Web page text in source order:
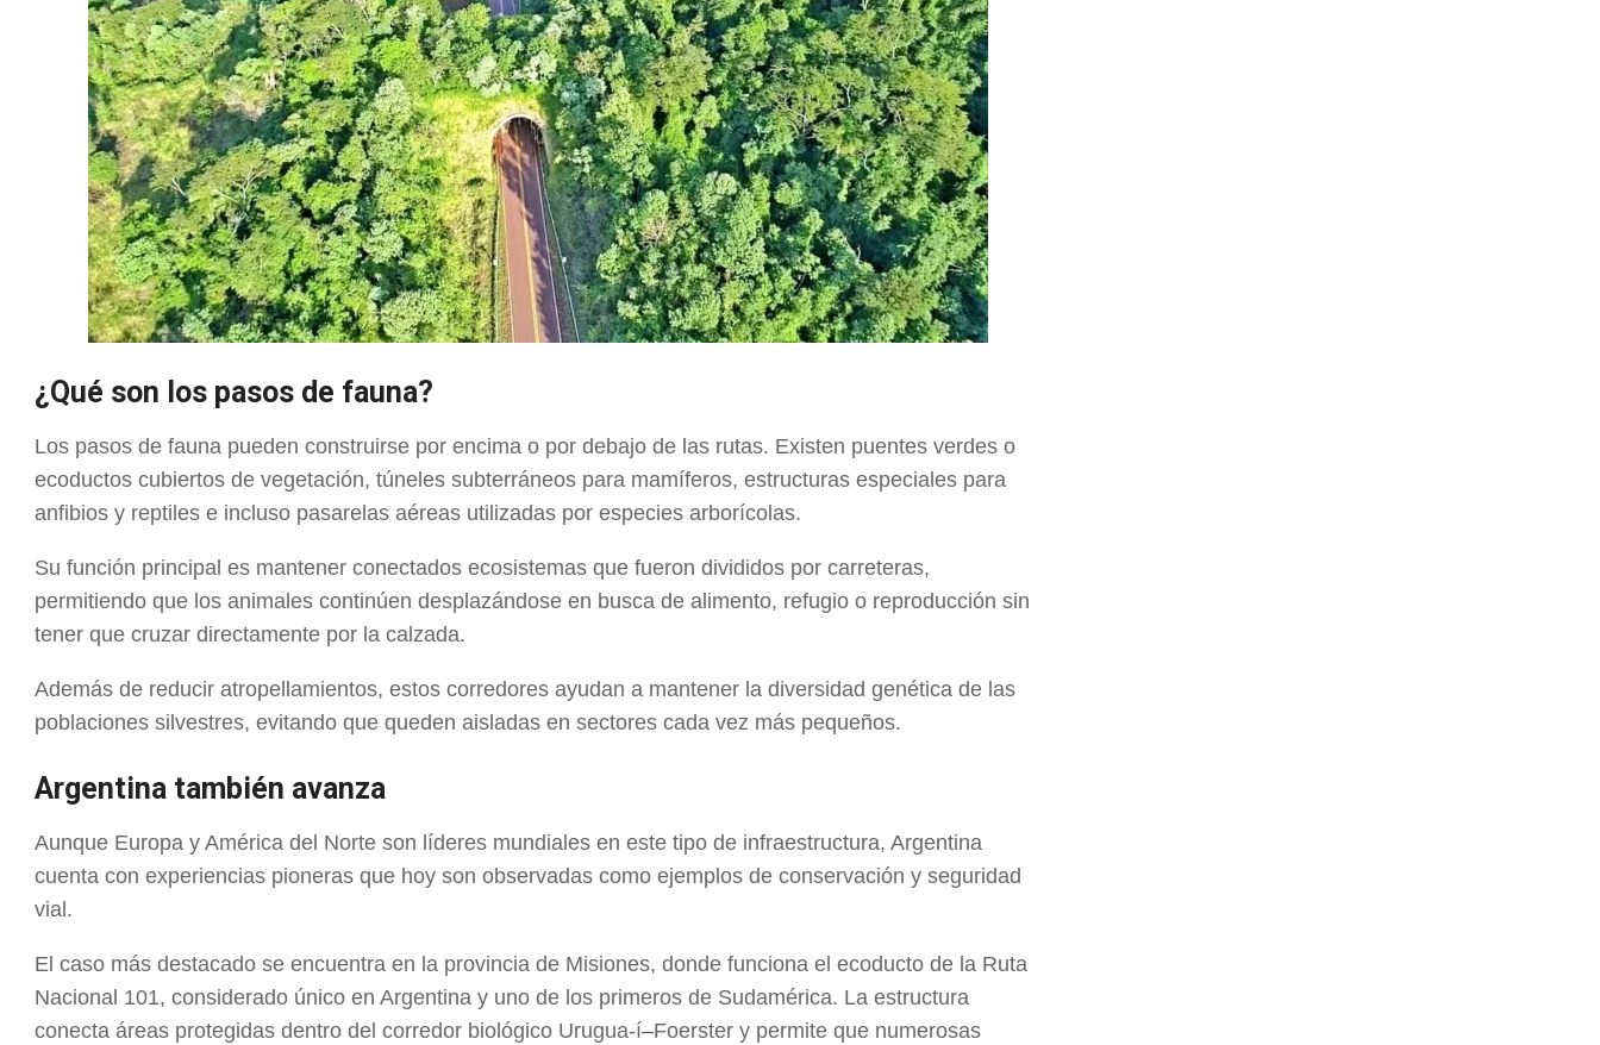
¿Qué son los pasos de fauna?
Los pasos de fauna pueden construirse por encima o por debajo de las rutas. Existen puentes verdes o
ecoductos cubiertos de vegetación, túneles subterráneos para mamíferos, estructuras especiales para
anfibios y reptiles e incluso pasarelas aéreas utilizadas por especies arborícolas.
Su función principal es mantener conectados ecosistemas que fueron divididos por carreteras,
permitiendo que los animales continúen desplazándose en busca de alimento, refugio o reproducción sin
tener que cruzar directamente por la calzada.
Además de reducir atropellamientos, estos corredores ayudan a mantener la diversidad genética de las
poblaciones silvestres, evitando que queden aisladas en sectores cada vez más pequeños.
Argentina también avanza
Aunque Europa y América del Norte son líderes mundiales en este tipo de infraestructura, Argentina
cuenta con experiencias pioneras que hoy son observadas como ejemplos de conservación y seguridad
vial.
El caso más destacado se encuentra en la provincia de Misiones, donde funciona el ecoducto de la Ruta
Nacional 101, considerado único en Argentina y uno de los primeros de Sudamérica. La estructura
conecta áreas protegidas dentro del corredor biológico Urugua-í–Foerster y permite que numerosas